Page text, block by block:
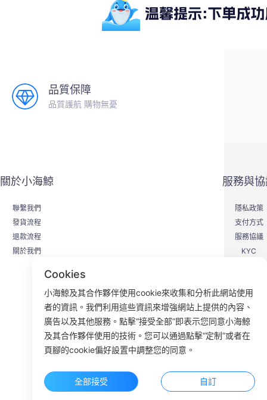
品質保障
品質護航 購物無憂
關於小海鯨
聯繫我們
發貨流程
退款流程
關於我們
服務與
隱私政策
支付方式
服務協議
KYC
ROOM
Cookies
小海鯨及其合作夥伴使用cookie來收集和分析此網站使用
者的資訊。我們利用這些資訊來增強網站上提供的內容、
廣告以及其他服務。點擊“接受全部”即表示您同意小海鯨
及其合作夥伴使用的技術。您可以通過點擊“定制”或者在
頁腳的cookie偏好設置中調整您的同意。
全部接受 自訂